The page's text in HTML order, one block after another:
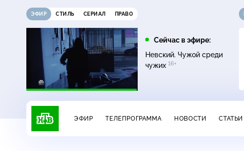
ЭФИР СТИЛЬ СЕРИАЛ ПРАВО
Сейчас в эфире:
Невский. Чужой среди
чужих 16+
11:00
ДНК
16+
13:00
Сегодня
ЭФИР ТЕЛЕПРОГРАММА НОВОСТИ СТАТЬИ